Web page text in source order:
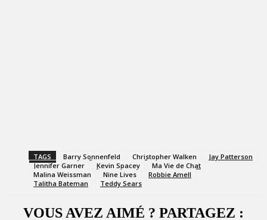
TAGS Barry Sonnenfeld Christopher Walken
Jay Patterson
Jennifer Garner
Kevin Spacey
Ma Vie de Chat
Malina Weissman
Nine Lives
Robbie Amell
Talitha Bateman
Teddy Sears
VOUS AVEZ AIMÉ ? PARTAGEZ :